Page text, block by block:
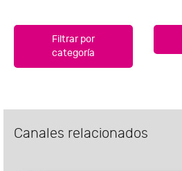
Filtrar por
categoría
Canales relacionados